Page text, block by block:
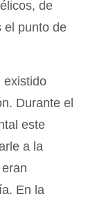
de
el punto de
existido
Durante el
este
a la
En la